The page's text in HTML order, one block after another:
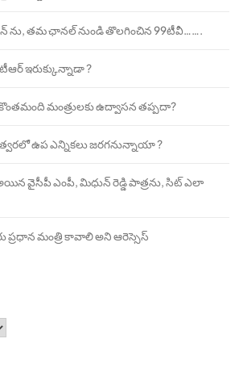
ను, తమ ఛానల్ నుండి తొలగించిన 99టీవీ…….
ఇరుక్కున్నాడా ?
మంత్రులకు ఉద్వాసన తప్పదా?
త్వరలో ఉప ఎన్నికలు జరగనున్నాయా ?
వైసీపీ ఎంపీ, మిధున్ రెడ్డి పాత్రను, సిట్ ఎలా
ప్రధాన మంత్రి కావాలి అని ఆరెస్సెస్‌